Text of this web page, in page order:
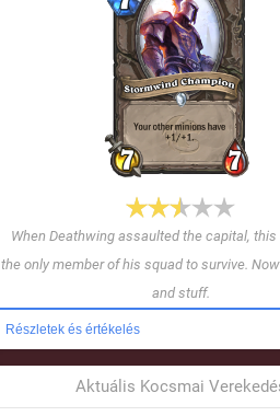
When Deathwing assaulted the capital,
the only member of his squad to survive.
and stuff.
Részletek és értékelés
Aktuális Kocsmai